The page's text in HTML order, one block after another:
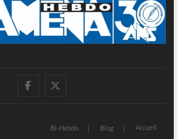
facebook
BI-Hebdo Blog Accueil